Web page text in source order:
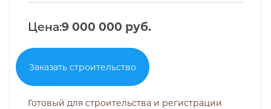
Цена:9 000 000 руб.
Заказать строительство
Готовый для строительства и регистрации